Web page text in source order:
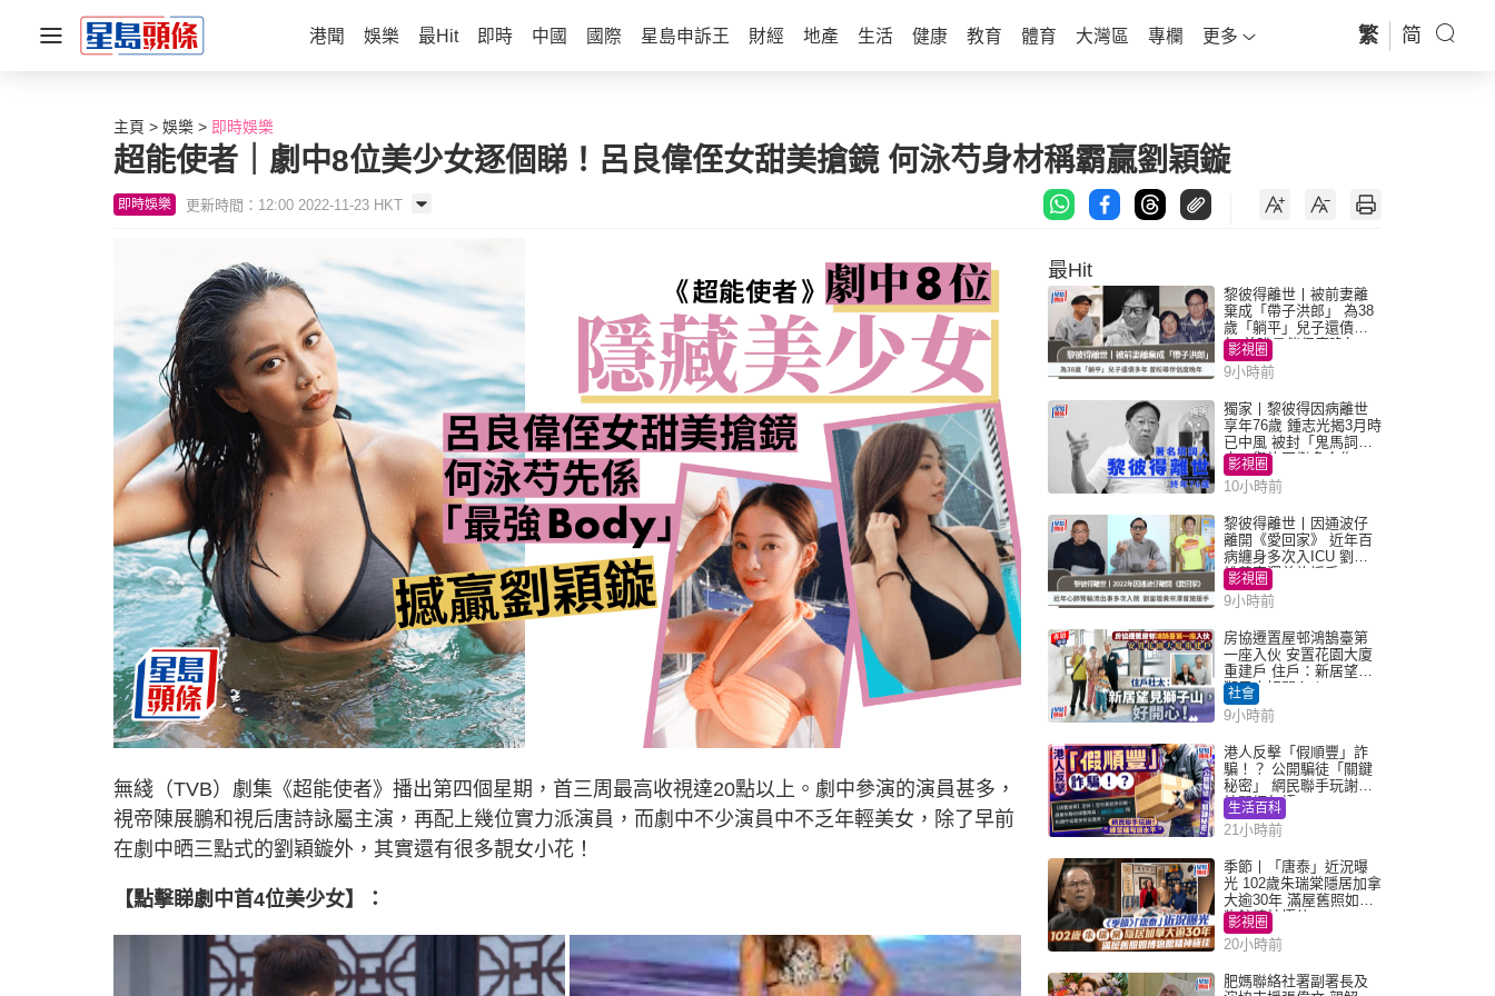
港聞 娛樂 最Hit 即時 中國 國際 星島申訴王 財經 地產 生活 健康 教育 體育 大灣區 專欄 更多 繁 简
主頁 娛樂 即時娛樂
超能使者｜劇中8位美少女逐個睇！呂良偉侄女甜美搶鏡 何泳芍身材稱霸贏劉穎鏇
即時娛樂 更新時間：12:00 2022-11-23 HKT
無綫（TVB）劇集《超能使者》播出第四個星期，首三周最高收視達20點以上。劇中參演的演員甚多，
視帝陳展鵬和視后唐詩詠屬主演，再配上幾位實力派演員，而劇中不少演員中不乏年輕美女，除了早前
在劇中晒三點式的劉穎鏇外，其實還有很多靚女小花！
【點擊睇劇中首4位美少女】：
最Hit
黎彼得離世丨被前妻離
棄成「帶子洪郎」 為38
歲「躺平」兒子還債多
年 曾盼尋伴侶度晚年
影視圈
9小時前
獨家丨黎彼得因病離世
享年76歲 鍾志光揭3月時
已中風 被封「鬼馬詞
人」與許冠傑多合作
影視圈
10小時前
黎彼得離世丨因通波仔
離開《愛回家》 近年百
病纏身多次入ICU 劉鑾
雄黃宗澤曾施援手
影視圈
9小時前
房協遷置屋邨鴻鵠臺第
一座入伙 安置花園大廈
重建戶 住戶：新居望見
獅子山好開心！
社會
9小時前
港人反擊「假順豐」詐
騙！？ 公開騙徒「關鍵
秘密」 網民聯手玩謝：
練習緬甸語
生活百科
21小時前
季節丨「唐泰」近況曝
光 102歲朱瑞棠隱居加拿
大逾30年 滿屋舊照如博
物館精神極佳
影視圈
20小時前
肥媽聯絡社署副署長及